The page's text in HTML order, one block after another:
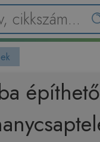
építhető